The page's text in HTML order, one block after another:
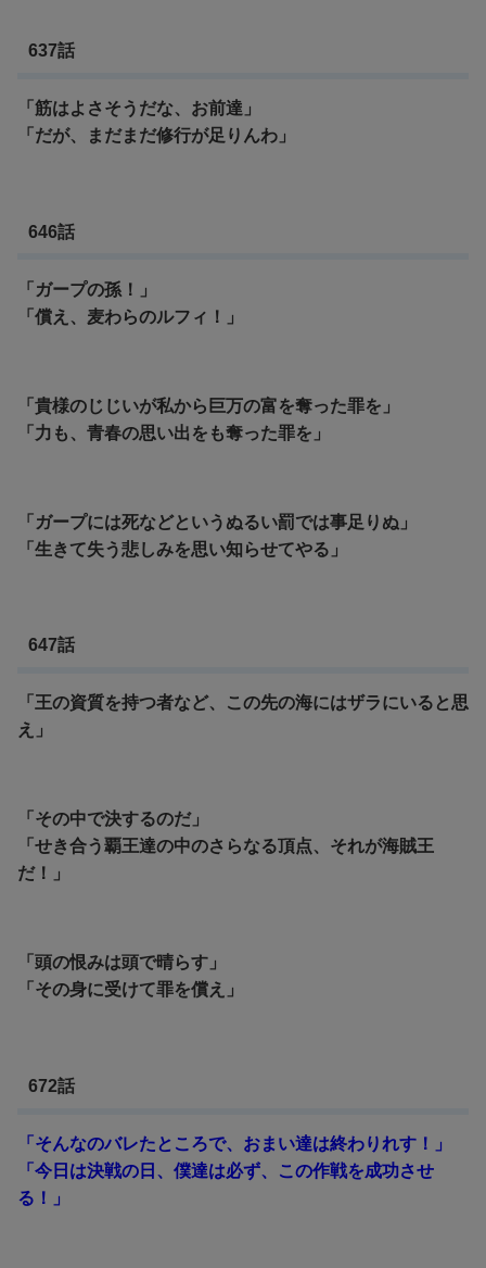
637話
「筋はよさそうだな、お前達」
「だが、まだまだ修行が足りんわ」
646話
「ガープの孫！」
「償え、麦わらのルフィ！」
「貴様のじじいが私から巨万の富を奪った罪を」
「力も、青春の思い出をも奪った罪を」
「ガープには死などというぬるい罰では事足りぬ」
「生きて失う悲しみを思い知らせてやる」
647話
「王の資質を持つ者など、この先の海にはザラにいると思
え」
「その中で決するのだ」
「せき合う覇王達の中のさらなる頂点、それが海賊王
だ！」
「頭の恨みは頭で晴らす」
「その身に受けて罪を償え」
672話
「そんなのバレたところで、おまい達は終わりれす！」
「今日は決戦の日、僕達は必ず、この作戦を成功させ
る！」